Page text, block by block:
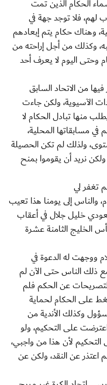
الحكام الذين تمت
لهم، فلا توجد جهة في
وهناك حكام يتم إبعادهم
وكذلك من أجل إراحته من
اليوم لا يعرف أحد
من الاتحاد السابق
الآسيوية، ولكن جاءت
منها تبادل الحكام لا
في مسابقاتها المحلية،
ولذلك لم تكن الحصيلة
نريد أن يقوموا بمنح
تغفر لي
والناس إلى يومنا هذا تعيب
خليل جلال في أعقاب
الخليج الثامنة عشرة
ووجهت له الدعوة في
ذلك الناس حتى الآن لم
عن الحكم فلم
على الحكام لحماية
وكذلك الأندية من
على التحكيم، ولو
لأن هذا من واجبي،
اعتذر عن النقد، ولكن عن